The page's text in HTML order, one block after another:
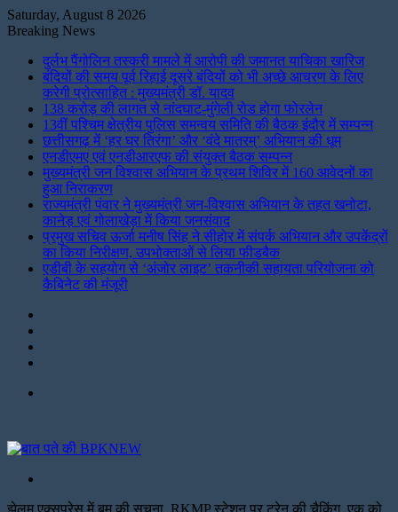
Saturday, August 8 2026
Breaking News
दुर्लभ पैंगोलिन तस्करी मामले में आरोपी की जमानत याचिका खारिज
बंदियों की समय पूर्व रिहाई दूसरे बंदियों को भी अच्छे आचरण के लिए
करेगी प्रोत्साहित : मुख्यमंत्री डॉ. यादव
138 करोड़ की लागत से नांदघाट-मुंगेली रोड होगा फोरलेन
13वीं पश्चिम क्षेत्रीय पुलिस समन्वय समिति की बैठक इंदौर में सम्पन्न
छत्तीसगढ़ में ‘हर घर तिरंगा’ और ‘वंदे मातरम्’ अभियान की धूम
एनडीएमए एवं एनडीआरएफ की संयुक्त बैठक सम्पन्न
मुख्यमंत्री जन विश्वास अभियान के प्रथम शिविर में 160 आवेदनों का
हुआ निराकरण
राज्यमंत्री पंवार ने मुख्यमंत्री जन-विश्वास अभियान के तहत खनोटा,
कानेड़ एवं गोलाखेड़ा में किया जनसंवाद
प्रमुख सचिव ऊर्जा मनीष सिंह ने सीहोर में संपर्क अभियान और उपकेंद्रों
का किया निरीक्षण, उपभोक्ताओं से लिया फीडबैक
एडीबी के सहयोग से ‘अंजोर लाइट’ तकनीकी सहायता परियोजना को
कैबिनेट की मंजूरी
झेलम एक्सप्रेस में बम की सूचना, RKMP स्टेशन पर ट्रेन की चैकिंग, एक को